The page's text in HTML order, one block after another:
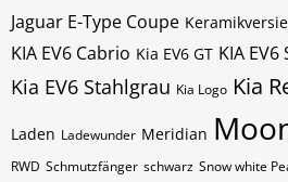
Jaguar E-Type Coupe
KIA EV6 Cabrio Kia EV6 GT KIA
Kia EV6 Stahlgrau Kia Logo Kia
Laden Ladewunder Meridian
RWD Schmutzfänger schwarz Snow white